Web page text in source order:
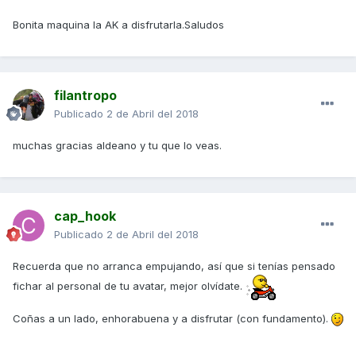
Bonita maquina la AK a disfrutarla.Saludos
filantropo
Publicado 2 de Abril del 2018
muchas gracias aldeano y tu que lo veas.
cap_hook
Publicado 2 de Abril del 2018
Recuerda que no arranca empujando, así que si tenías pensado
fichar al personal de tu avatar, mejor olvídate.
Coñas a un lado, enhorabuena y a disfrutar (con fundamento).